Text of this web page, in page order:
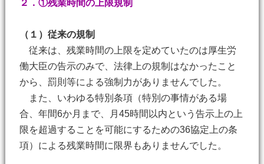
２．①残業時間の上限規制
（１）従来の規制
従来は、残業時間の上限を定めていたのは厚生労
働大臣の告示のみで、法律上の規制はなかったこと
から、罰則等による強制力がありませんでした。
また、いわゆる特別条項（特別の事情がある場
合、年間6か月まで、月45時間以内という告示上の上
限を超過することを可能にするための36協定上の条
項）による残業時間に限界もありませんでした。